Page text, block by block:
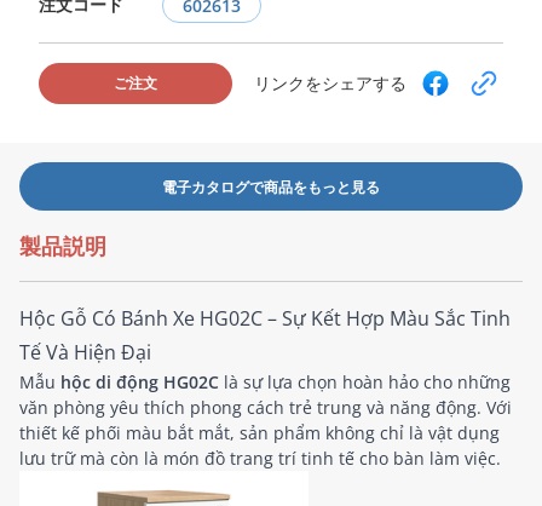
602613
ご注文 リンクをシェアする
電子カタログで商品をもっと見る
製品説明
Hộc Gỗ Có Bánh Xe HG02C – Sự Kết Hợp Màu Sắc Tinh
Tế Và Hiện Đại
Mẫu hộc di động HG02C là sự lựa chọn hoàn hảo cho những
văn phòng yêu thích phong cách trẻ trung và năng động. Với
thiết kế phối màu bắt mắt, sản phẩm không chỉ là vật dụng
lưu trữ mà còn là món đồ trang trí tinh tế cho bàn làm việc.